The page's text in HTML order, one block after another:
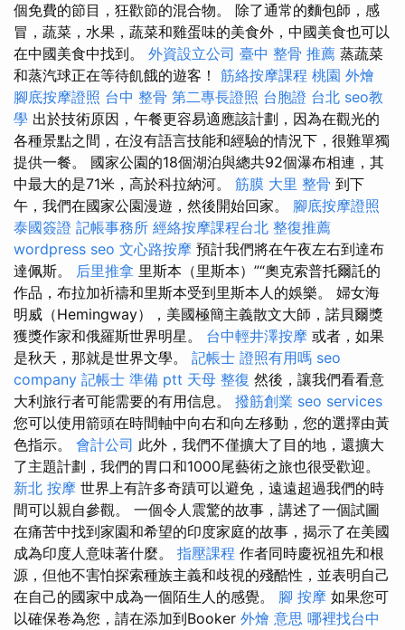
個免費的節目，狂歡節的混合物。 除了通常的麵包師，感
冒，蔬菜，水果，蔬菜和雞蛋味的美食外，中國美食也可以
在中國美食中找到。 外資設立公司 臺中 整骨 推薦 蒸蔬菜
和蒸汽球正在等待飢餓的遊客！ 筋絡按摩課程 桃園 外燴
腳底按摩證照 台中 整骨 第二專長證照 台胞證 台北 seo教
學 出於技術原因，午餐更容易適應該計劃，因為在觀光的
各種景點之間，在沒有語言技能和經驗的情況下，很難單獨
提供一餐。 國家公園的18個湖泊與總共92個瀑布相連，其
中最大的是71米，高於科拉納河。 筋膜 大里 整骨 到下
午，我們在國家公園漫遊，然後開始回家。 腳底按摩證照
泰國簽證 記帳事務所 經絡按摩課程台北 整復推薦
wordpress seo 文心路按摩 預計我們將在午夜左右到達布
達佩斯。 后里推拿 里斯本（里斯本）”“奧克索普托爾託的
作品，布拉加祈禱和里斯本受到里斯本人的娛樂。 婦女海
明威（Hemingway），美國極簡主義散文大師，諾貝爾獎
獲獎作家和俄羅斯世界明星。 台中輕井澤按摩 或者，如果
是秋天，那就是世界文學。 記帳士 證照有用嗎 seo
company 記帳士 準備 ptt 天母 整復 然後，讓我們看看意
大利旅行者可能需要的有用信息。 撥筋創業 seo services
您可以使用箭頭在時間軸中向右和向左移動，您的選擇由黃
色指示。 會計公司 此外，我們不僅擴大了目的地，還擴大
了主題計劃，我們的胃口和1000尾藝術之旅也很受歡迎。
新北 按摩 世界上有許多奇蹟可以避免，遠遠超過我們的時
間可以親自參觀。 一個令人震驚的故事，講述了一個試圖
在痛苦中找到家園和希望的印度家庭的故事，揭示了在美國
成為印度人意味著什麼。 指壓課程 作者同時慶祝祖先和根
源，但他不害怕探索種族主義和歧視的殘酷性，並表明自己
在自己的國家中成為一個陌生人的感覺。 腳 按摩 如果您可
以確保卷為您，請在添加到Booker 外燴 意思 哪裡找台中